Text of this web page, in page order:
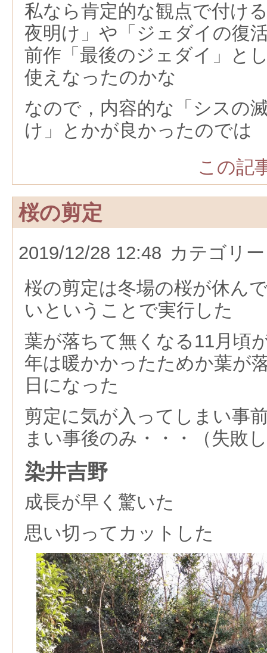
私なら肯定的な観点で付け
夜明け」や「ジェダイの復
前作「最後のジェダイ」と
使えなったのかな
なので，内容的な「シスの
け」とかが良かったのでは
この記
桜の剪定
2019/12/28 12:48 カテゴリ
桜の剪定は冬場の桜が休ん
いということで実行した
葉が落ちて無くなる11月頃
年は暖かかったためか葉が
日になった
剪定に気が入ってしまい事
まい事後のみ・・・（失敗
染井吉野
成長が早く驚いた
思い切ってカットした